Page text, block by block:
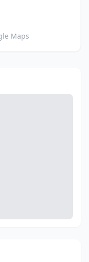
Maps